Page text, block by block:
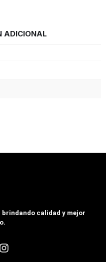
ADICIONAL
brindando calidad y mejor